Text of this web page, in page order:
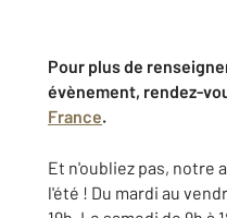
Pour plus de
évènement, rendez-
France.
Et n'oubliez pas, notre
l'été ! Du mardi au